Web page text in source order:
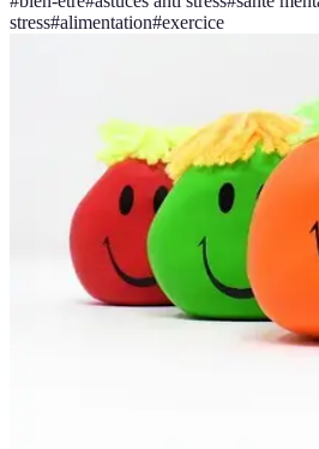
stress#alimentation#exercice